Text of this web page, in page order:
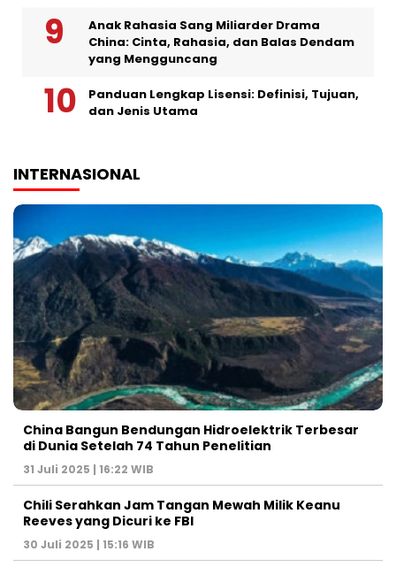
Anak Rahasia Sang Miliarder Drama
China: Cinta, Rahasia, dan Balas Dendam
yang Mengguncang
Panduan Lengkap Lisensi: Definisi, Tujuan,
dan Jenis Utama
INTERNASIONAL
China Bangun Bendungan Hidroelektrik Terbesar
di Dunia Setelah 74 Tahun Penelitian
31 Juli 2025 | 16:22 WIB
Chili Serahkan Jam Tangan Mewah Milik Keanu
Reeves yang Dicuri ke FBI
30 Juli 2025 | 15:16 WIB